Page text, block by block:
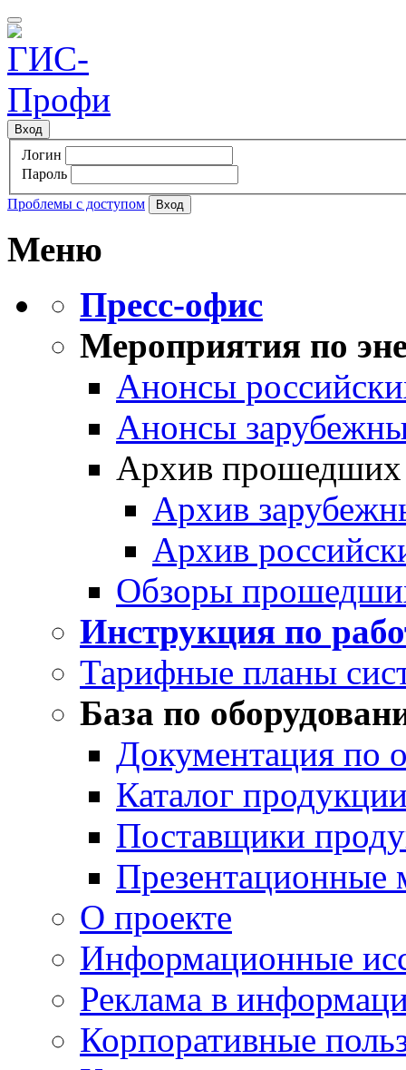
Вход
Логин
Пароль
Проблемы с доступом
Меню
Пресс-офис
Мероприятия по
Анонсы
Анонсы
Архив прошедших
Архив
Архив
Обзоры
Инструкция по
Тарифные планы
База по
Документация по
Каталог
Поставщики
Презентационные
О проекте
Информационные
Реклама в
Корпоративные